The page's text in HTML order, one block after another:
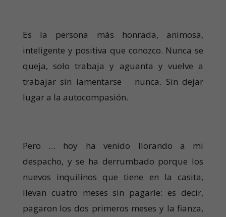
Es la persona más honrada, animosa,
inteligente y positiva que conozco. Nunca se
queja, solo trabaja y aguanta y vuelve a
trabajar sin lamentarse nunca. Sin dejar
lugar a la autocompasión.
Pero … hoy ha venido llorando a mi
despacho, y se ha derrumbado porque los
nuevos inquilinos que tiene en la casita,
llevan cuatro meses sin pagarle: es decir,
pagaron los dos primeros meses y la fianza,